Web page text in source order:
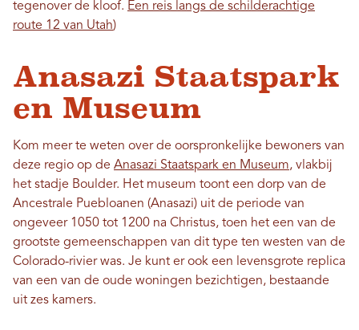
tegenover de kloof. Een reis langs de schilderachtige
route 12 van Utah)
Anasazi Staatspark
en Museum
Kom meer te weten over de oorspronkelijke bewoners van
deze regio op de Anasazi Staatspark en Museum, vlakbij
het stadje Boulder. Het museum toont een dorp van de
Ancestrale Puebloanen (Anasazi) uit de periode van
ongeveer 1050 tot 1200 na Christus, toen het een van de
grootste gemeenschappen van dit type ten westen van de
Colorado-rivier was. Je kunt er ook een levensgrote replica
van een van de oude woningen bezichtigen, bestaande
uit zes kamers.